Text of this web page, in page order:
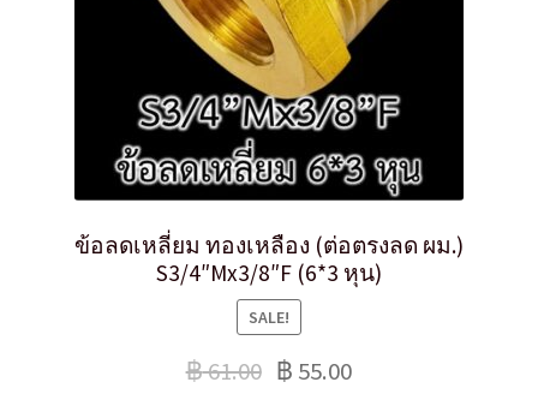
ข้อลดเหลี่ยม ทองเหลือง (ต่อตรงลด ผม.)
S3/4″Mx3/8″F (6*3 หุน)
SALE!
฿61.00 ฿ 55.00